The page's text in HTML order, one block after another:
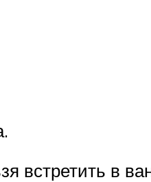
встретить в